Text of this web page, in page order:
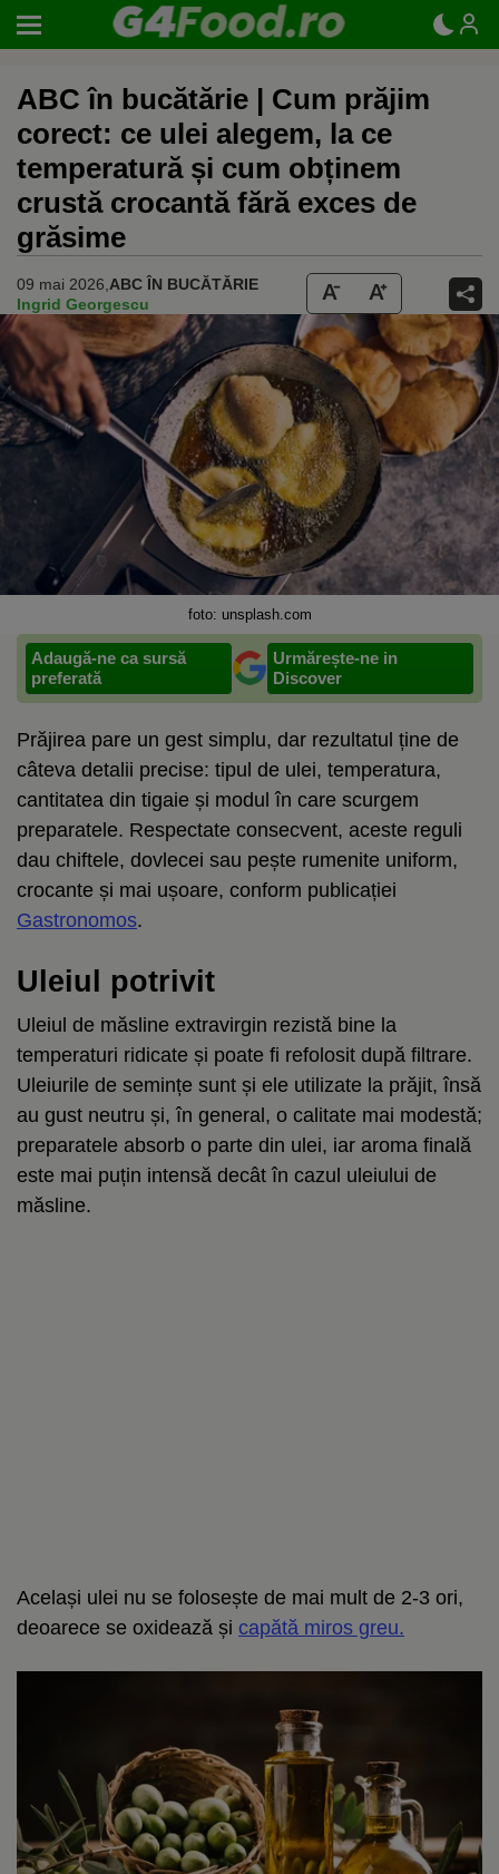
ABC în bucătărie | Cum prăjim
corect: ce ulei alegem, la ce
temperatură și cum obținem
crustă crocantă fără exces de
grăsime
09 mai 2026, ABC ÎN BUCĂTĂRIE
Ingrid Georgescu
foto: unsplash.com
Adaugă-ne ca sursă
preferată
Urmărește-ne in
Discover
Prăjirea pare un gest simplu, dar rezultatul ține de
câteva detalii precise: tipul de ulei, temperatura,
cantitatea din tigaie și modul în care scurgem
preparatele. Respectate consecvent, aceste reguli
dau chiftele, dovlecei sau pește rumenite uniform,
crocante și mai ușoare, conform publicației
Gastronomos.
Uleiul potrivit
Uleiul de măsline extravirgin rezistă bine la
temperaturi ridicate și poate fi refolosit după filtrare.
Uleiurile de semințe sunt și ele utilizate la prăjit, însă
au gust neutru și, în general, o calitate mai modestă;
preparatele absorb o parte din ulei, iar aroma finală
este mai puțin intensă decât în cazul uleiului de
măsline.
Același ulei nu se folosește de mai mult de 2-3 ori,
deoarece se oxidează și capătă miros greu.